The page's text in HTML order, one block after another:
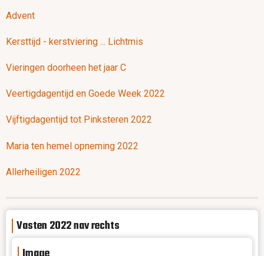
Advent
Kersttijd - kerstviering ... Lichtmis
Vieringen doorheen het jaar C
Veertigdagentijd en Goede Week 2022
Vijftigdagentijd tot Pinksteren 2022
Maria ten hemel opneming 2022
Allerheiligen 2022
Vasten 2022 nav rechts